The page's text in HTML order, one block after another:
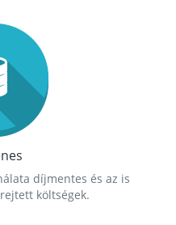
díjmentes és az is
költségek.